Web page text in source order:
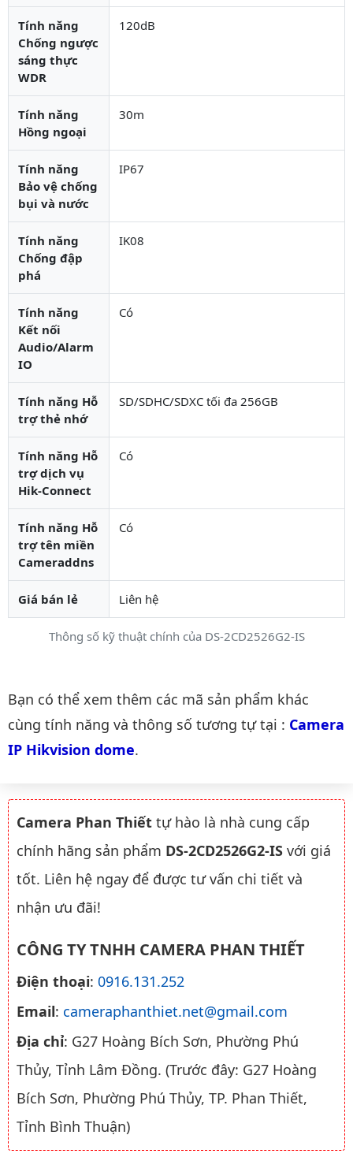
Thông số kỹ thuật chính của DS-2CD2526G2-IS
Tính năng
Chống ngược
sáng thực
WDR
120dB
Tính năng
Hồng ngoại
30m
Tính năng
Bảo vệ chống
bụi và nước
IP67
Tính năng
Chống đập
phá
IK08
Tính năng
Kết nối
Audio/Alarm
IO
Có
Tính năng Hỗ
trợ thẻ nhớ
SD/SDHC/SDXC tối đa 256GB
Tính năng Hỗ
trợ dịch vụ
Hik-Connect
Có
Tính năng Hỗ
trợ tên miền
Cameraddns
Có
Giá bán lẻ Liên hệ
Danh mục liên quan
Bạn có thể xem thêm các mã sản phẩm khác
cùng tính năng và thông số tương tự tại : Camera
IP Hikvision dome.
Camera Phan Thiết tự hào là nhà cung cấp
chính hãng sản phẩm DS-2CD2526G2-IS với giá
tốt. Liên hệ ngay để được tư vấn chi tiết và
nhận ưu đãi!
CÔNG TY TNHH CAMERA PHAN THIẾT
Điện thoại: 0916.131.252
Email: cameraphanthiet.net@gmail.com
Địa chỉ: G27 Hoàng Bích Sơn, Phường Phú
Thủy, Tỉnh Lâm Đồng. (Trước đây: G27 Hoàng
Bích Sơn, Phường Phú Thủy, TP. Phan Thiết,
Tỉnh Bình Thuận)